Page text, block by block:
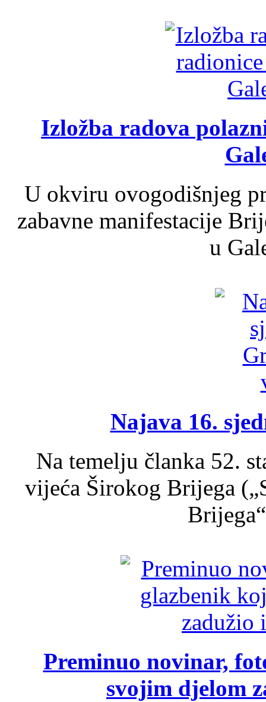
Izložba radova
U okviru ovogodišnjeg
zabavne manifestacije
u
Najava 16.
Na temelju članka 52.
vijeća Širokog Brijega
Preminuo novinar,
svojim djelom